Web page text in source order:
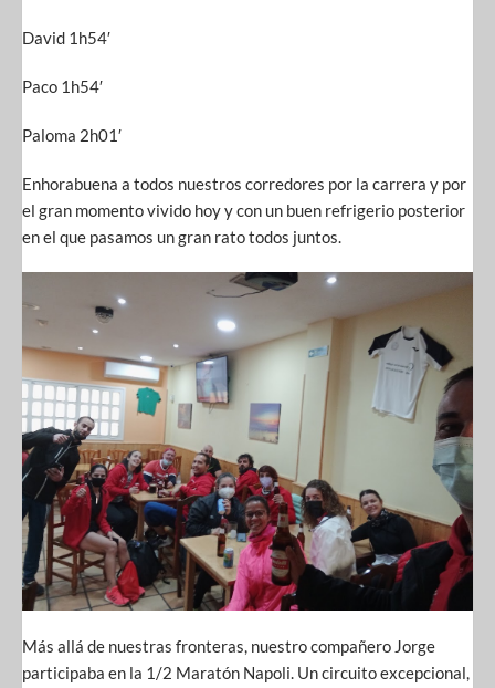
David 1h54′
Paco 1h54′
Paloma 2h01′
Enhorabuena a todos nuestros corredores por la carrera y por
el gran momento vivido hoy y con un buen refrigerio posterior
en el que pasamos un gran rato todos juntos.
Más allá de nuestras fronteras, nuestro compañero Jorge
participaba en la 1/2 Maratón Napoli. Un circuito excepcional,